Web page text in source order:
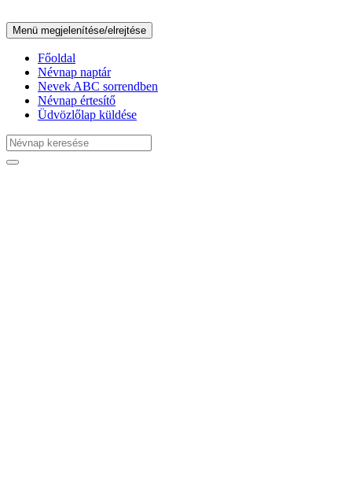
Menü megjelenítése/elrejtése
Főoldal
Névnap naptár
Nevek ABC sorrendben
Névnap értesítő
Üdvözlőlap küldése